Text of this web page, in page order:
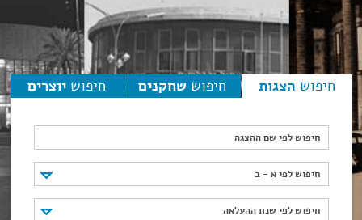
חיפוש הצגות חיפוש שחקנים חיפוש יוצרים
חיפוש לפי שם ההצגה
חיפוש לפי א - ב
חיפוש לפי א - ב
חיפוש לפי שנת ההעלאה
חיפוש לפי שנת ההעלאה